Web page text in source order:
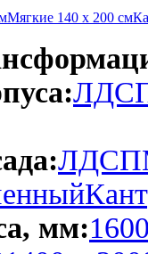
Мягкие 140 х 200 см
ЛДСП
мм: